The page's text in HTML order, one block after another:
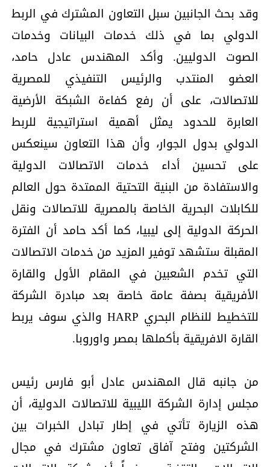
وقد بحث الجانبين سبل التعاون المشترك في الربط
الدولي بما في ذلك خدمات البيانات وخدمات
الصوت الدوليين. وأكد المهندس عادل حامد،
العضو المنتدب والرئيس التنفيذي للمصرية
للاتصالات، على أن رفع كفاءة الشبكة الأرضية
العابرة للحدود يمثل أهمية استراتيجية للربط
الدولي بدول الجوار، وأن هذا التعاون سينعكس
على تحسين أداء خدمات الاتصالات الدولية
والاستفادة من البنية التحتية الممتدة حول العالم
للكابلات البحرية الخاصة بالمصرية للاتصالات ونقل
الحركة الدولية إلى ليبيا، كما أكد حامد أن الفترة
المقبلة ستشهد توفير المزيد من خدمات الاتصالات
التي تخدم الشعبين في المقام الأول والقارة
الأفريقية بصفة عامة خاصة بعد مبادرة الشركة
للتخطيط للنظام البحري HARP والذي سوف يربط
القارة الافريقية بأكملها بمصر واوروبا.
من جانبه قال المهندس عادل أبو فارس رئيس
مجلس إدارة الشركة الليبية للاتصالات الدولية، أن
هذه الزيارة تأتي في إطار تبادل الخبرات بين
الشركتين وفتح آفاق تعاون مشترك في مجال